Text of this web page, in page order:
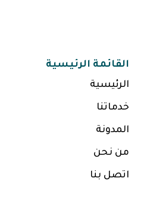
القائمة الرئيسية
الرئيسية
خدماتنا
المدونة
من نحن
اتصل بنا